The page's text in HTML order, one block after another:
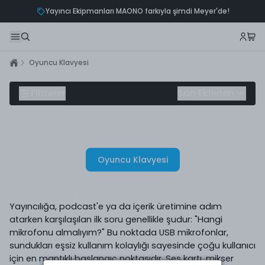
Yayıncı Ekipmanları MAONO farkıyla şimdi Meyer'de!
Oyuncu Klavyesi
Oyuncu Klavyesi
Yayıncılığa, podcast'e ya da içerik üretimine adım
atarken karşılaşılan ilk soru genellikle şudur: "Hangi
mikrofonu almalıyım?" Bu noktada USB mikrofonlar,
sundukları eşsiz kullanım kolaylığı sayesinde çoğu kullanıcı
için en mantıklı başlangıç noktasıdır. Ses kartı, mikser